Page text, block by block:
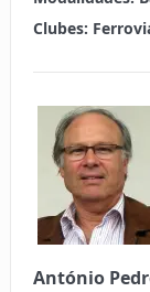
Clubes:
António